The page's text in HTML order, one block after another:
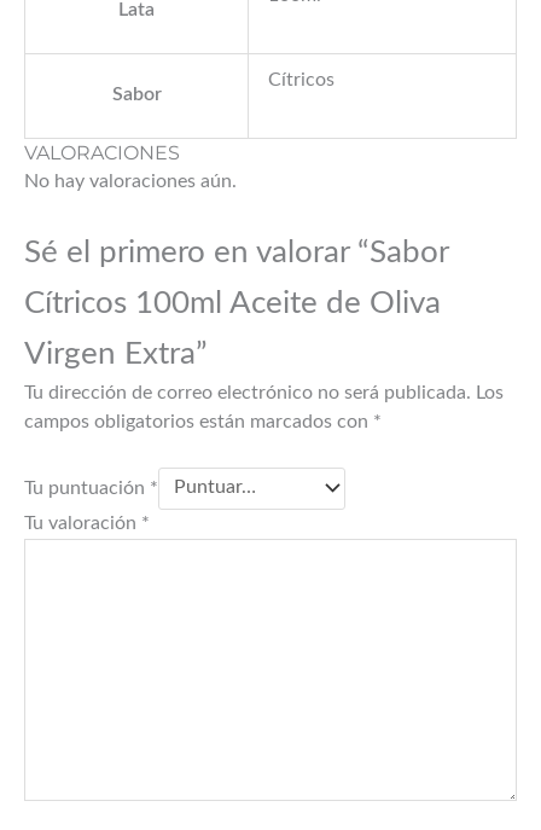
Lata
Sabor
Cítricos
VALORACIONES
No hay valoraciones aún.
Sé el primero en valorar “Sabor
Cítricos 100ml Aceite de Oliva
Virgen Extra”
Tu dirección de correo electrónico no será publicada. Los
campos obligatorios están marcados con *
Tu puntuación *
Tu valoración *